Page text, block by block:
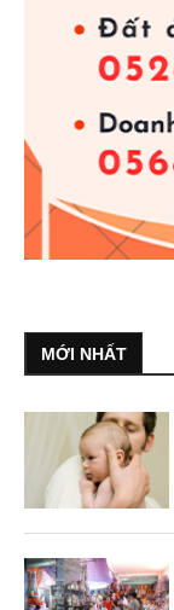
MỚI NHẤT